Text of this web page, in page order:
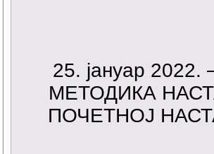
25. јануар
МЕТОДИКА
ПОЧЕТНОЈ